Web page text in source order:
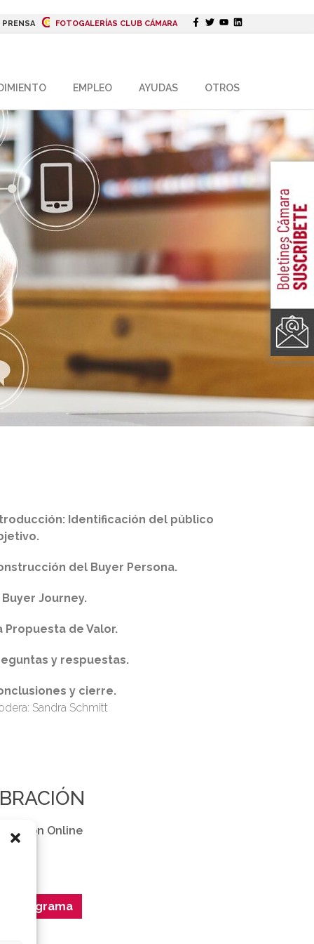
PRENSA FOTOGALERÍAS CLUB CÁMARA
EMPLEO AYUDAS OTROS
Identificación del público
del Buyer Persona.
Buyer Journey.
Propuesta de Valor.
y respuestas.
y cierre.
Sandra Schmitt
Sesión Online
programa